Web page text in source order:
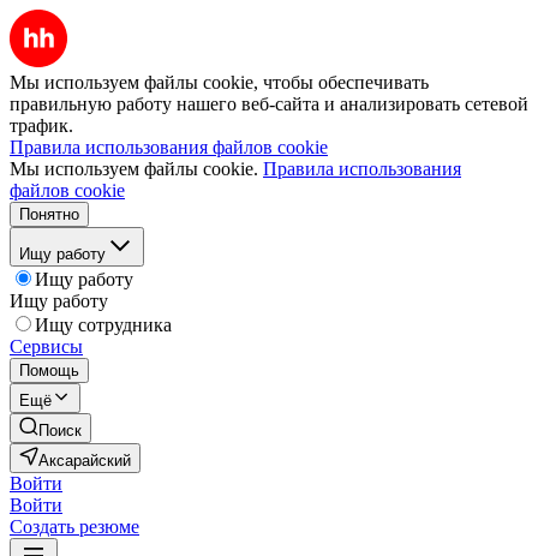
Мы используем файлы cookie, чтобы обеспечивать
правильную работу нашего веб-сайта и анализировать сетевой
трафик.
Правила использования файлов cookie
Мы используем файлы cookie. Правила использования
файлов cookie
Понятно
Ищу работу
Ищу работу
Ищу работу
Ищу сотрудника
Сервисы
Помощь
Ещё
Поиск
Аксарайский
Войти
Войти
Создать резюме